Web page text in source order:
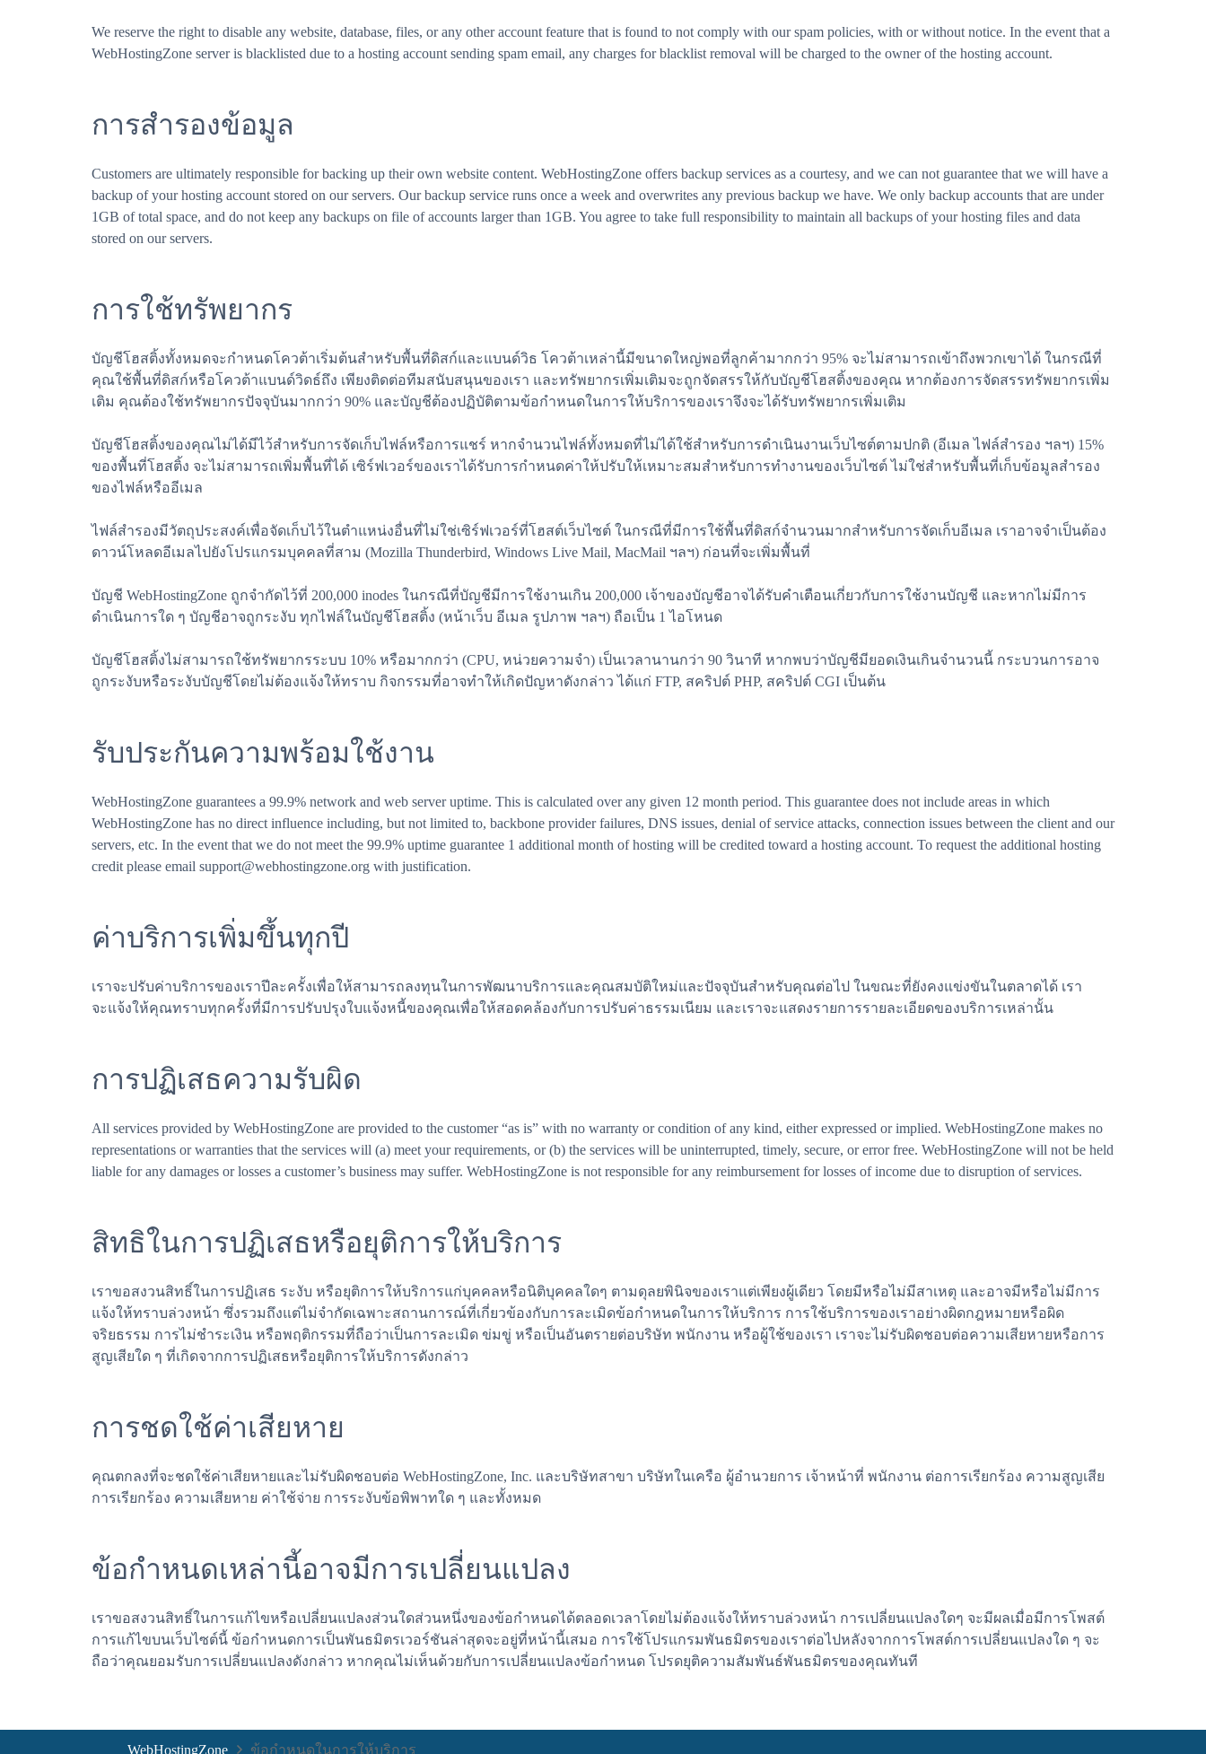
We reserve the right to disable any website, database, files, or any other account feature that is found to not comply with our spam policies, with or without notice. In the event that a
WebHostingZone server is blacklisted due to a hosting account sending spam email, any charges for blacklist removal will be charged to the owner of the hosting account.
การสำรองข้อมูล
Customers are ultimately responsible for backing up their own website content. WebHostingZone offers backup services as a courtesy, and we can not guarantee that we will have a
backup of your hosting account stored on our servers. Our backup service runs once a week and overwrites any previous backup we have. We only backup accounts that are under
1GB of total space, and do not keep any backups on file of accounts larger than 1GB. You agree to take full responsibility to maintain all backups of your hosting files and data
stored on our servers.
การใช้ทรัพยากร
บัญชีโฮสติ้งทั้งหมดจะกำหนดโควต้าเริ่มต้นสำหรับพื้นที่ดิสก์และแบนด์วิธ โควต้าเหล่านี้มีขนาดใหญ่พอที่ลูกค้ามากกว่า 95% จะไม่สามารถเข้าถึงพวกเขาได้ ในกรณีที่
คุณใช้พื้นที่ดิสก์หรือโควต้าแบนด์วิดธ์ถึง เพียงติดต่อทีมสนับสนุนของเรา และทรัพยากรเพิ่มเติมจะถูกจัดสรรให้กับบัญชีโฮสติ้งของคุณ หากต้องการจัดสรรทรัพยากรเพิ่ม
เติม คุณต้องใช้ทรัพยากรปัจจุบันมากกว่า 90% และบัญชีต้องปฏิบัติตามข้อกำหนดในการให้บริการของเราจึงจะได้รับทรัพยากรเพิ่มเติม
บัญชีโฮสติ้งของคุณไม่ได้มีไว้สำหรับการจัดเก็บไฟล์หรือการแชร์ หากจำนวนไฟล์ทั้งหมดที่ไม่ได้ใช้สำหรับการดำเนินงานเว็บไซต์ตามปกติ (อีเมล ไฟล์สำรอง ฯลฯ) 15%
ของพื้นที่โฮสติ้ง จะไม่สามารถเพิ่มพื้นที่ได้ เซิร์ฟเวอร์ของเราได้รับการกำหนดค่าให้ปรับให้เหมาะสมสำหรับการทำงานของเว็บไซต์ ไม่ใช่สำหรับพื้นที่เก็บข้อมูลสำรอง
ของไฟล์หรืออีเมล
ไฟล์สำรองมีวัตถุประสงค์เพื่อจัดเก็บไว้ในตำแหน่งอื่นที่ไม่ใช่เซิร์ฟเวอร์ที่โฮสต์เว็บไซต์ ในกรณีที่มีการใช้พื้นที่ดิสก์จำนวนมากสำหรับการจัดเก็บอีเมล เราอาจจำเป็นต้อง
ดาวน์โหลดอีเมลไปยังโปรแกรมบุคคลที่สาม (Mozilla Thunderbird, Windows Live Mail, MacMail ฯลฯ) ก่อนที่จะเพิ่มพื้นที่
บัญชี WebHostingZone ถูกจำกัดไว้ที่ 200,000 inodes ในกรณีที่บัญชีมีการใช้งานเกิน 200,000 เจ้าของบัญชีอาจได้รับคำเตือนเกี่ยวกับการใช้งานบัญชี และหากไม่มีการ
ดำเนินการใด ๆ บัญชีอาจถูกระงับ ทุกไฟล์ในบัญชีโฮสติ้ง (หน้าเว็บ อีเมล รูปภาพ ฯลฯ) ถือเป็น 1 ไอโหนด
บัญชีโฮสติ้งไม่สามารถใช้ทรัพยากรระบบ 10% หรือมากกว่า (CPU, หน่วยความจำ) เป็นเวลานานกว่า 90 วินาที หากพบว่าบัญชีมียอดเงินเกินจำนวนนี้ กระบวนการอาจ
ถูกระงับหรือระงับบัญชีโดยไม่ต้องแจ้งให้ทราบ กิจกรรมที่อาจทำให้เกิดปัญหาดังกล่าว ได้แก่ FTP, สคริปต์ PHP, สคริปต์ CGI เป็นต้น
รับประกันความพร้อมใช้งาน
WebHostingZone guarantees a 99.9% network and web server uptime. This is calculated over any given 12 month period. This guarantee does not include areas in which
WebHostingZone has no direct influence including, but not limited to, backbone provider failures, DNS issues, denial of service attacks, connection issues between the client and our
servers, etc. In the event that we do not meet the 99.9% uptime guarantee 1 additional month of hosting will be credited toward a hosting account. To request the additional hosting
credit please email support@webhostingzone.org with justification.
ค่าบริการเพิ่มขึ้นทุกปี
เราจะปรับค่าบริการของเราปีละครั้งเพื่อให้สามารถลงทุนในการพัฒนาบริการและคุณสมบัติใหม่และปัจจุบันสำหรับคุณต่อไป ในขณะที่ยังคงแข่งขันในตลาดได้ เรา
จะแจ้งให้คุณทราบทุกครั้งที่มีการปรับปรุงใบแจ้งหนี้ของคุณเพื่อให้สอดคล้องกับการปรับค่าธรรมเนียม และเราจะแสดงรายการรายละเอียดของบริการเหล่านั้น
การปฏิเสธความรับผิด
All services provided by WebHostingZone are provided to the customer “as is” with no warranty or condition of any kind, either expressed or implied. WebHostingZone makes no
representations or warranties that the services will (a) meet your requirements, or (b) the services will be uninterrupted, timely, secure, or error free. WebHostingZone will not be held
liable for any damages or losses a customer’s business may suffer. WebHostingZone is not responsible for any reimbursement for losses of income due to disruption of services.
สิทธิในการปฏิเสธหรือยุติการให้บริการ
เราขอสงวนสิทธิ์ในการปฏิเสธ ระงับ หรือยุติการให้บริการแก่บุคคลหรือนิติบุคคลใดๆ ตามดุลยพินิจของเราแต่เพียงผู้เดียว โดยมีหรือไม่มีสาเหตุ และอาจมีหรือไม่มีการ
แจ้งให้ทราบล่วงหน้า ซึ่งรวมถึงแต่ไม่จำกัดเฉพาะสถานการณ์ที่เกี่ยวข้องกับการละเมิดข้อกำหนดในการให้บริการ การใช้บริการของเราอย่างผิดกฎหมายหรือผิด
จริยธรรม การไม่ชำระเงิน หรือพฤติกรรมที่ถือว่าเป็นการละเมิด ข่มขู่ หรือเป็นอันตรายต่อบริษัท พนักงาน หรือผู้ใช้ของเรา เราจะไม่รับผิดชอบต่อความเสียหายหรือการ
สูญเสียใด ๆ ที่เกิดจากการปฏิเสธหรือยุติการให้บริการดังกล่าว
การชดใช้ค่าเสียหาย
คุณตกลงที่จะชดใช้ค่าเสียหายและไม่รับผิดชอบต่อ WebHostingZone, Inc. และบริษัทสาขา บริษัทในเครือ ผู้อำนวยการ เจ้าหน้าที่ พนักงาน ต่อการเรียกร้อง ความสูญเสีย
การเรียกร้อง ความเสียหาย ค่าใช้จ่าย การระงับข้อพิพาทใด ๆ และทั้งหมด
ข้อกำหนดเหล่านี้อาจมีการเปลี่ยนแปลง
เราขอสงวนสิทธิ์ในการแก้ไขหรือเปลี่ยนแปลงส่วนใดส่วนหนึ่งของข้อกำหนดได้ตลอดเวลาโดยไม่ต้องแจ้งให้ทราบล่วงหน้า การเปลี่ยนแปลงใดๆ จะมีผลเมื่อมีการโพสต์
การแก้ไขบนเว็บไซต์นี้ ข้อกำหนดการเป็นพันธมิตรเวอร์ชันล่าสุดจะอยู่ที่หน้านี้เสมอ การใช้โปรแกรมพันธมิตรของเราต่อไปหลังจากการโพสต์การเปลี่ยนแปลงใด ๆ จะ
ถือว่าคุณยอมรับการเปลี่ยนแปลงดังกล่าว หากคุณไม่เห็นด้วยกับการเปลี่ยนแปลงข้อกำหนด โปรดยุติความสัมพันธ์พันธมิตรของคุณทันที
WebHostingZone ข้อกำหนดในการให้บริการ